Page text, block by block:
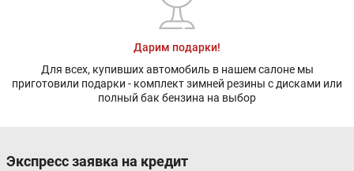
Дарим подарки!
Для всех, купивших автомобиль в нашем салоне мы
приготовили подарки - комплект зимней резины с дисками или
полный бак бензина на выбор
Экспресс заявка на кредит